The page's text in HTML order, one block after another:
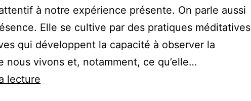
à notre expérience présente. On parle aussi
Elle se cultive par des pratiques méditatives
qui développent la capacité à observer la
nous vivons et, notamment, ce qu’elle…
lecture